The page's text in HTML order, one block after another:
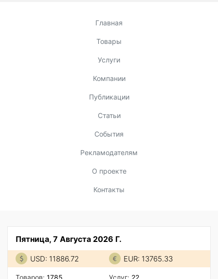
Главная
Товары
Услуги
Компании
Публикации
Статьи
События
Рекламодателям
О проекте
Контакты
Пятница, 7 Августа 2026 Г.
USD: 11886.72 EUR: 13765.33